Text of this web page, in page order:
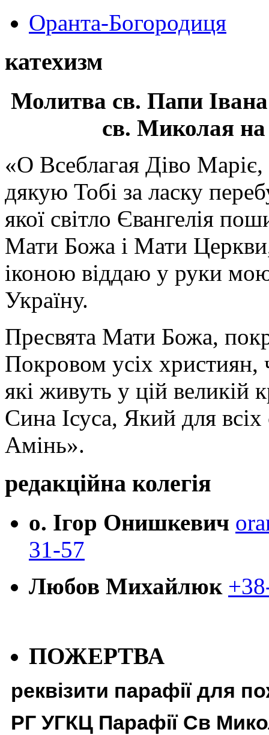
Оранта-Богородиця
катехизм
Молитва св. Папи
св. Миколая на
«О Всеблагая Діво
дякую Тобі за ласку
якої світло Євангелія
Мати Божа і Мати
іконою віддаю у руки
Україну.
Пресвята Мати Божа,
Покровом усіх християн,
які живуть у цій великій
Сина Ісуса, Який для
Амінь».
редакційна колегія
о. Ігор Онишкевич
31-57
Любов Михайлюк
ПОЖЕРТВА
реквізити парафії для
РГ УГКЦ Парафії Св